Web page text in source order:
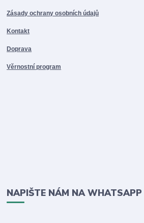
Zásady ochrany osobních údajů
Kontakt
Doprava
Věrnostní program
NAPIŠTE NÁM NA WHATSAPP